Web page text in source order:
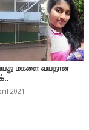
மகளை வயதான
2021